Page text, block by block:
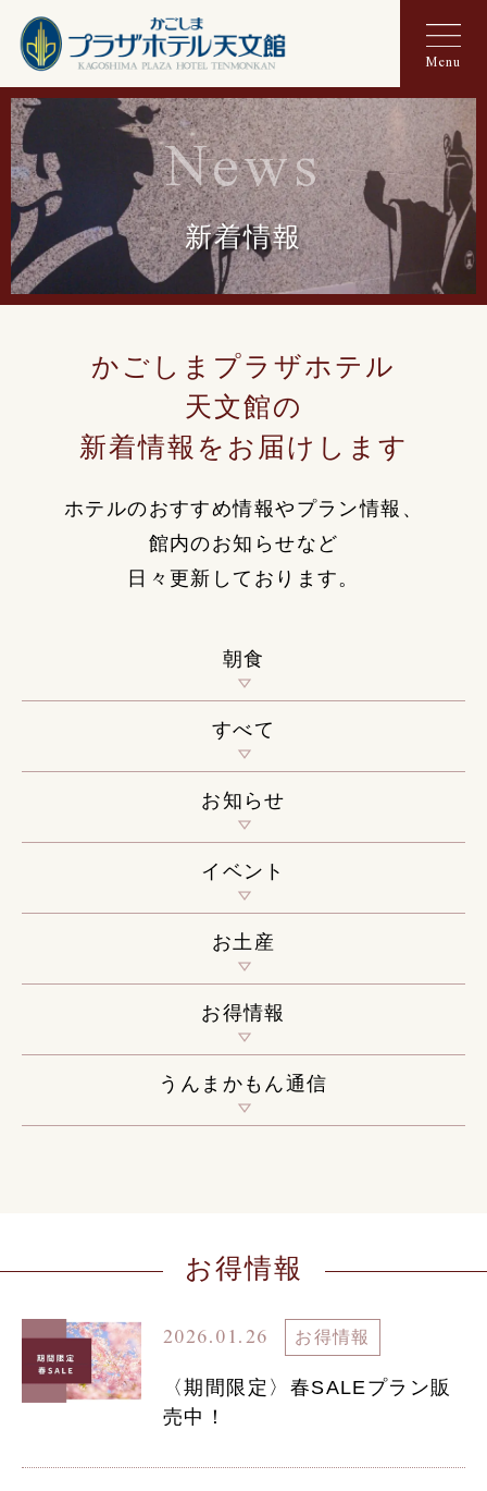
Menu
News
新着情報
かごしまプラザホテル
天文館の
新着情報をお届けします
ホテルのおすすめ情報やプラン情報、
館内のお知らせなど
日々更新しております。
朝食
すべて
お知らせ
イベント
お土産
お得情報
うんまかもん通信
お得情報
2026.01.26 お得情報
〈期間限定〉春SALEプラン販
売中！